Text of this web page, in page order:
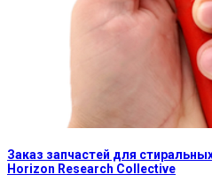
Заказ запчастей для
Horizon Research Collective